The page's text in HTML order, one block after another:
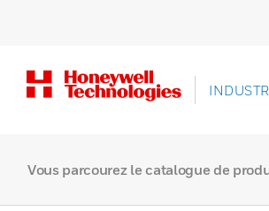
Vous parcourez le catalogue de